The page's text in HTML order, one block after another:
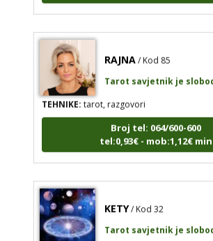
RAJNA / Kod 85
Tarot savjetnik je
TEHNIKE:tarot, razgovori
Broj tel: 064/600-600
tel:0,93€ - mob:1,12€ min
KETY / Kod 32
Tarot savjetnik je